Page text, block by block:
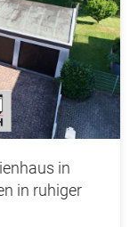
in
in ruhiger